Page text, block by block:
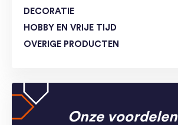
DECORATIE
HOBBY EN VRIJE TIJD
OVERIGE PRODUCTEN
Onze voordelen